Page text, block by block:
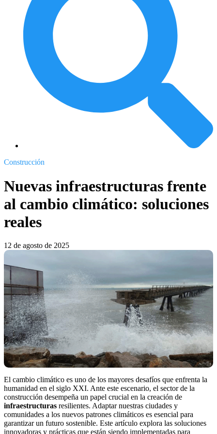
Construcción
Nuevas infraestructuras frente
al cambio climático: soluciones
reales
12 de agosto de 2025
El cambio climático es uno de los mayores desafíos que enfrenta la
humanidad en el siglo XXI. Ante este escenario, el sector de la
construcción desempeña un papel crucial en la creación de
infraestructuras resilientes. Adaptar nuestras ciudades y
comunidades a los nuevos patrones climáticos es esencial para
garantizar un futuro sostenible. Este artículo explora las soluciones
innovadoras y prácticas que están siendo implementadas para